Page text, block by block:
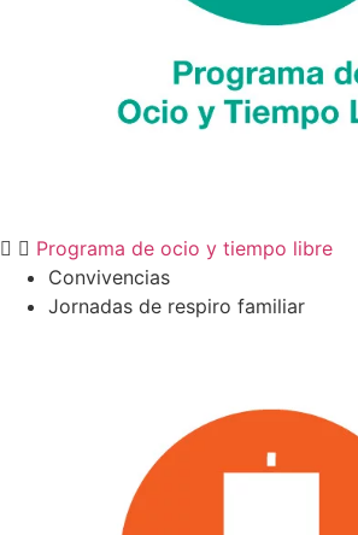
Programa de ocio y tiempo libre
Convivencias
Jornadas de respiro familiar